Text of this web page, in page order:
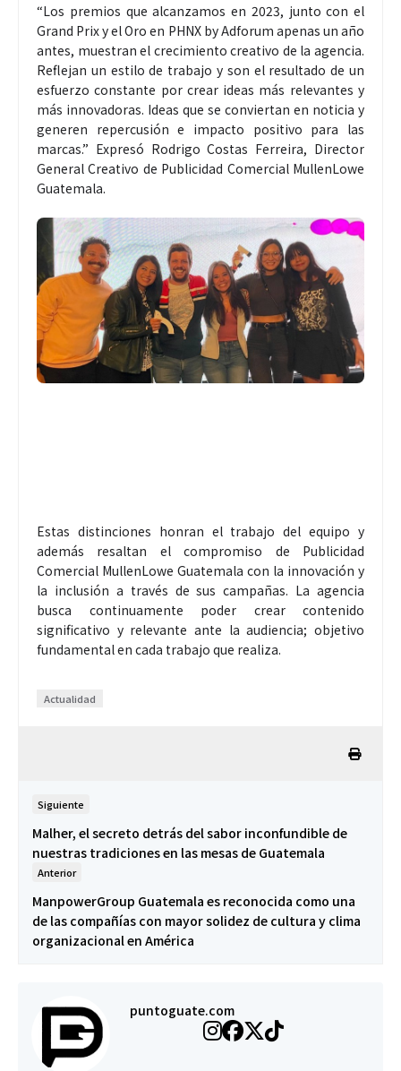
“Los premios que alcanzamos en 2023, junto con el
Grand Prix y el Oro en PHNX by Adforum apenas un año
antes, muestran el crecimiento creativo de la agencia.
Reflejan un estilo de trabajo y son el resultado de un
esfuerzo constante por crear ideas más relevantes y
más innovadoras. Ideas que se conviertan en noticia y
generen repercusión e impacto positivo para las
marcas.” Expresó Rodrigo Costas Ferreira, Director
General Creativo de Publicidad Comercial MullenLowe
Guatemala.
Estas distinciones honran el trabajo del equipo y
además resaltan el compromiso de Publicidad
Comercial MullenLowe Guatemala con la innovación y
la inclusión a través de sus campañas. La agencia
busca continuamente poder crear contenido
significativo y relevante ante la audiencia; objetivo
fundamental en cada trabajo que realiza.
Actualidad
Siguiente
Malher, el secreto detrás del sabor inconfundible de
nuestras tradiciones en las mesas de Guatemala
Anterior
ManpowerGroup Guatemala es reconocida como una
de las compañías con mayor solidez de cultura y clima
organizacional en América
puntoguate.com